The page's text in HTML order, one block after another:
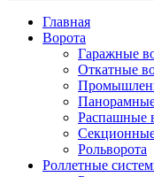
Главная
Ворота
Гаражные
Откатные
Распашные
Рольворота
Роллетные